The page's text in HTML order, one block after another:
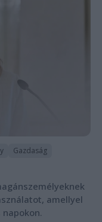
Gazdaság
amellyel